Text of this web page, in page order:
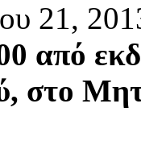
21,
από
στο